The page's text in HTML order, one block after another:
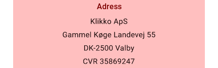
Adress